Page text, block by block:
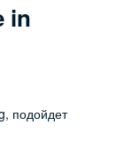
in
подойдет